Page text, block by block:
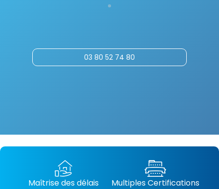
03 80 52 74 80
Maîtrise des délais Multiples Certifications